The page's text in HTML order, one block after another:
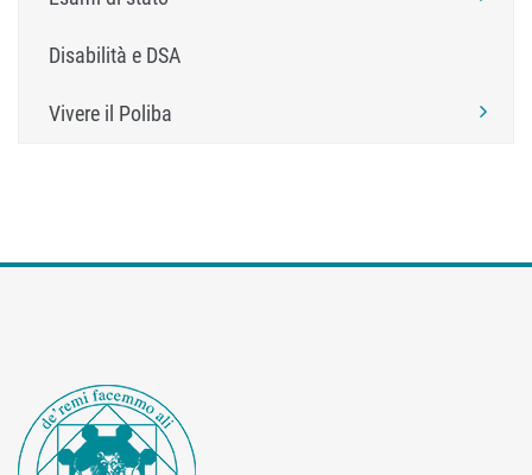
Disabilità e DSA
Vivere il Poliba